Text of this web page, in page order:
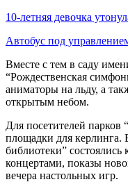
10-летняя девочка
Автобус под
Вместе с тем в саду
“Рождественская
аниматоры на льду, а
открытым небом.
Для посетителей
площадки для керлинга.
библиотеки”
концертами, показы
вечера настольных игр.